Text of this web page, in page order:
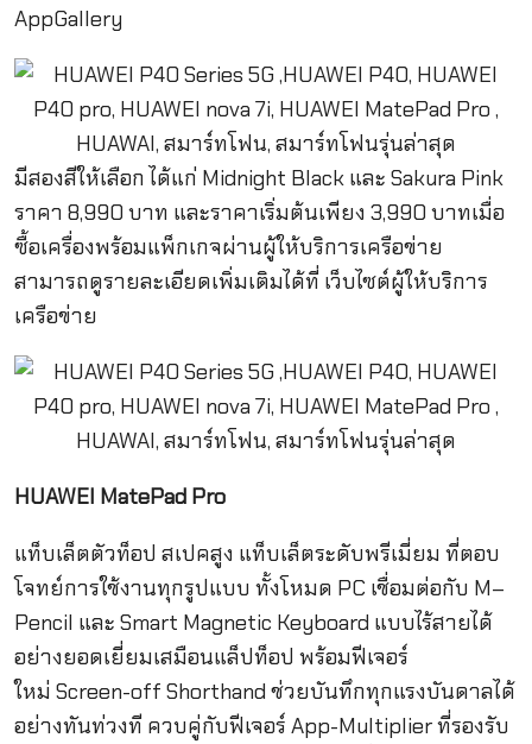
AppGallery
มีสองสีให้เลือก ได้แก่ Midnight Black และ Sakura Pink
ราคา 8,990 บาท และราคาเริ่มต้นเพียง 3,990 บาทเมื่อ
ซื้อเครื่องพร้อมแพ็กเกจผ่านผู้ให้บริการเครือข่าย
สามารถดูรายละเอียดเพิ่มเติมได้ที่ เว็บไซต์ผู้ให้บริการ
เครือข่าย
HUAWEI MatePad Pro
แท็บเล็ตตัวท็อป สเปคสูง แท็บเล็ตระดับพรีเมี่ยม ที่ตอบ
โจทย์การใช้งานทุกรูปแบบ ทั้งโหมด PC เชื่อมต่อกับ M–
Pencil และ Smart Magnetic Keyboard แบบไร้สายได้
อย่างยอดเยี่ยมเสมือนแล็ปท็อป พร้อมฟีเจอร์
ใหม่ Screen-off Shorthand ช่วยบันทึกทุกแรงบันดาลได้
อย่างทันท่วงที ควบคู่กับฟีเจอร์ App-Multiplierที่รองรับ